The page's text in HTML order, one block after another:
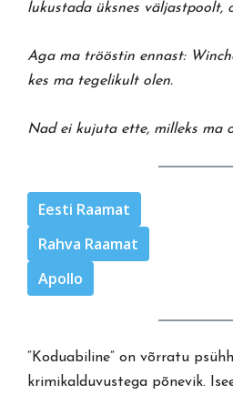
lukustada üksnes väljastpoolt,
Aga ma trööstin ennast:
kes ma tegelikult olen.
Nad ei kujuta ette, milleks ma
Eesti Raamat
Rahva Raamat
Apollo
“Koduabiline” on võrratu
krimikalduvustega põnevik.